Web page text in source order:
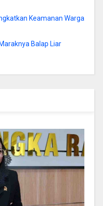
Keamanan Warga
Balap Liar